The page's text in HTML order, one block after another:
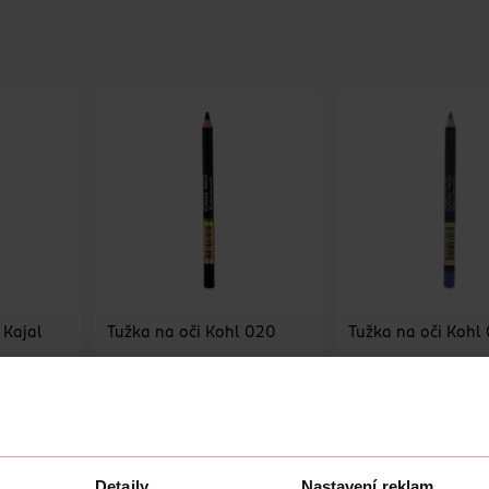
Kajal
Tužka na oči Kohl 020
DO KOŠÍKU
Tužka na oči Kohl
DO KOŠÍKU